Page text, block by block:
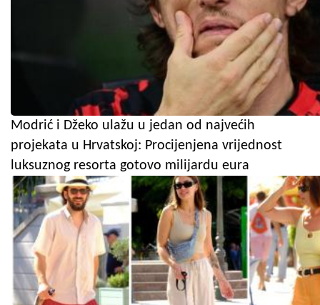
Modrić i Džeko ulažu u jedan od najvećih
projekata u Hrvatskoj: Procijenjena vrijednost
luksuznog resorta gotovo milijardu eura